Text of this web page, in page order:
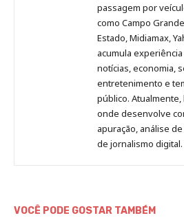
passagem por
como Campo
Estado, Midiamax,
acumula
notícias, economia,
entretenimento e
público.
onde desenvolve
apuração, análise
de jornalismo digital.
VOCÊ PODE GOSTAR TAMBÉM